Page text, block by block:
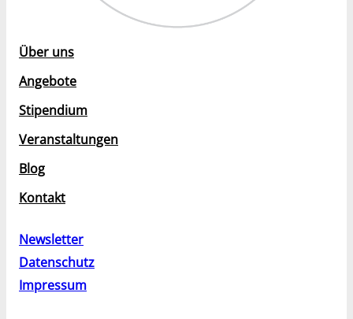
Über uns
Angebote
Stipendium
Veranstaltungen
Blog
Kontakt
Newsletter
Datenschutz
Impressum